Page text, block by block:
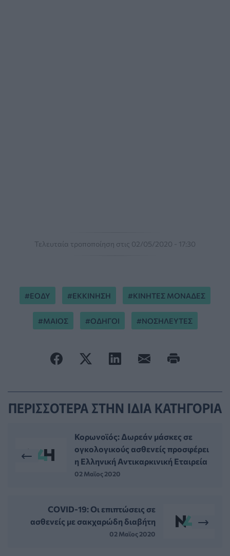
Τελευταία τροποποίηση στις 02/05/2020 - 17:30
ΕΟΔΥ ΕΚΚΙΝΗΣΗ ΚΙΝΗΤΕΣ ΜΟΝΑΔΕΣ
ΜΑΙΟΣ ΟΔΗΓΟΙ ΝΟΣΗΛΕΥΤΕΣ
ΠΕΡΙΣΣΟΤΕΡΑ ΣΤΗΝ ΙΔΙΑ ΚΑΤΗΓΟΡΙΑ
Κορωνοϊός: Δωρεάν μάσκες σε
ογκολογικούς ασθενείς προσφέρει
η Ελληνική Αντικαρκινική Εταιρεία
02 Μαϊος 2020
COVID-19: Oι επιπτώσεις σε
ασθενείς με σακχαρώδη διαβήτη
02 Μαϊος 2020